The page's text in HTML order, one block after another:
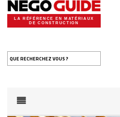
LA RÉFÉRENCE EN MATÉRIAUX
DE CONSTRUCTION
QUE RECHERCHEZ VOUS ?